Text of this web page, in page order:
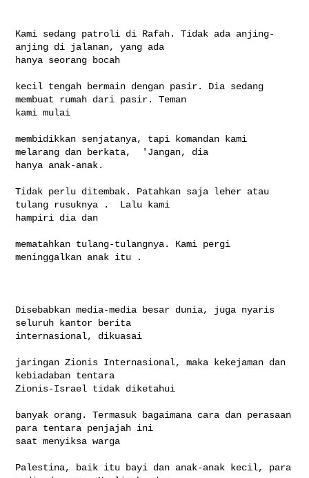
Kami sedang patroli di Rafah. Tidak ada anjing-
anjing di jalanan, yang ada
hanya seorang bocah
kecil tengah bermain dengan pasir. Dia sedang
membuat rumah dari pasir. Teman
kami mulai
membidikkan senjatanya, tapi komandan kami
melarang dan berkata,  'Jangan, dia
hanya anak-anak.
Tidak perlu ditembak. Patahkan saja leher atau
tulang rusuknya .  Lalu kami
hampiri dia dan
mematahkan tulang-tulangnya. Kami pergi
meninggalkan anak itu .
Disebabkan media-media besar dunia, juga nyaris
seluruh kantor berita
internasional, dikuasai
jaringan Zionis Internasional, maka kekejaman dan
kebiadaban tentara
Zionis-Israel tidak diketahui
banyak orang. Termasuk bagaimana cara dan perasaan
para tentara penjajah ini
saat menyiksa warga
Palestina, baik itu bayi dan anak-anak kecil, para